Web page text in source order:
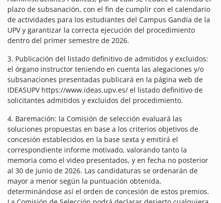
plazo de subsanación, con el fin de cumplir con el calendario
de actividades para los estudiantes del Campus Gandía de la
UPV y garantizar la correcta ejecución del procedimiento
dentro del primer semestre de 2026.
3. Publicación del listado definitivo de admitidos y excluidos:
el órgano instructor teniendo en cuenta las alegaciones y/o
subsanaciones presentadas publicará en la página web de
IDEASUPV https://www.ideas.upv.es/ el listado definitivo de
solicitantes admitidos y excluidos del procedimiento.
4. Baremación: la Comisión de selección evaluará las
soluciones propuestas en base a los criterios objetivos de
concesión establecidos en la base sexta y emitirá el
correspondiente informe motivado, valorando tanto la
memoria como el video presentados, y en fecha no posterior
al 30 de junio de 2026. Las candidaturas se ordenarán de
mayor a menor según la puntuación obtenida,
determinándose así el orden de concesión de estos premios.